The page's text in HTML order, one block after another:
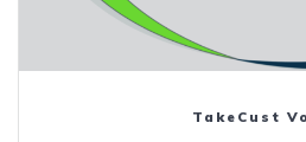
TakeCust